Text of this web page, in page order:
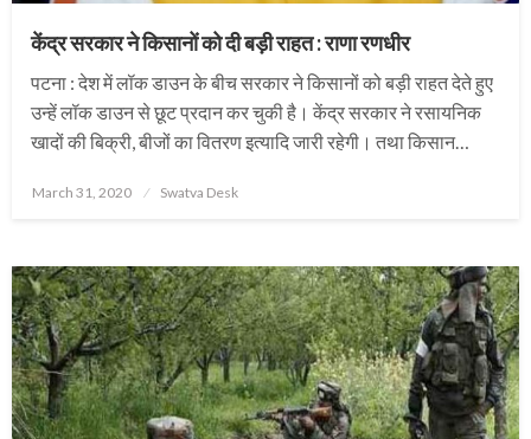
केंद्र सरकार ने किसानों को दी बड़ी राहत : राणा रणधीर
पटना : देश में लॉक डाउन के बीच सरकार ने किसानों को बड़ी राहत देते हुए
उन्हें लॉक डाउन से छूट प्रदान कर चुकी है। केंद्र सरकार ने रसायनिक
खादों की बिक्री, बीजों का वितरण इत्यादि जारी रहेगी। तथा किसान…
Posted
March 31, 2020 Swatva Desk